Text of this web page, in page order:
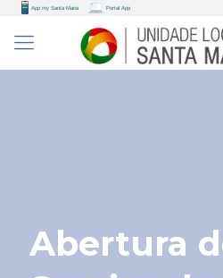
Abertura